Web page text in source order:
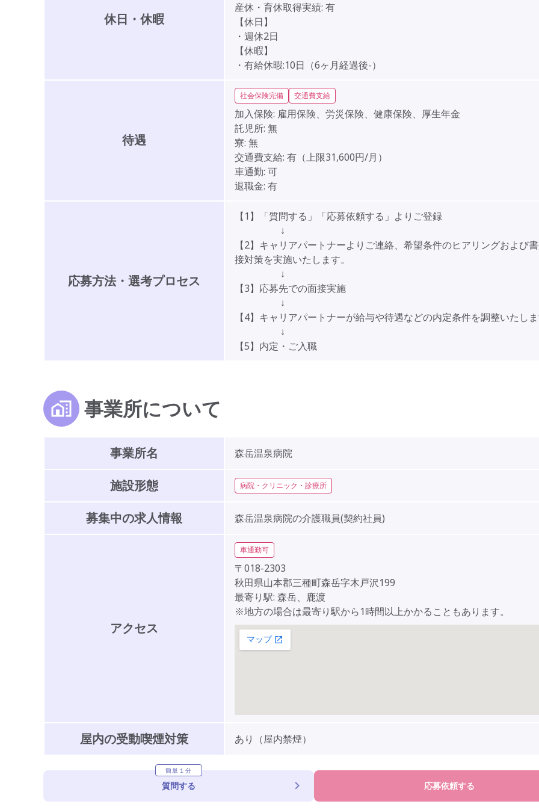
休日・休暇
産休・育休取得実績: 有
【休日】
・週休2日
【休暇】
・有給休暇:10日（6ヶ月経過後-）
待遇
社会保険完備 交通費支給
加入保険: 雇用保険、労災保険、健康保険、厚生年金
託児所: 無
寮: 無
交通費支給: 有（上限31,600円/月）
車通勤: 可
退職金: 有
応募方法・選考プロセス
【1】「質問する」「応募依頼する」よりご登録
↓
【2】キャリアパートナーよりご連絡、希望条件のヒアリングおよび
接対策を実施いたします。
↓
【3】応募先での面接実施
↓
【4】キャリアパートナーが給与や待遇などの内定条件を調整いたし
↓
【5】内定・ご入職
事業所について
事業所名 森岳温泉病院
施設形態 病院・クリニック・診療所
募集中の求人情報 森岳温泉病院の介護職員(契約社員)
アクセス
車通勤可
〒018-2303
秋田県山本郡三種町森岳字木戸沢199
最寄り駅: 森岳、鹿渡
※地方の場合は最寄り駅から1時間以上かかることもあります。
屋内の受動喫煙対策 あり（屋内禁煙）
簡単１分
質問する 応募依頼する